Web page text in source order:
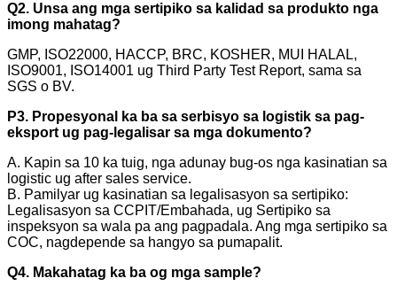
Q2. Unsa ang mga sertipiko sa kalidad sa produkto nga
imong mahatag?
GMP, ISO22000, HACCP, BRC, KOSHER, MUI HALAL,
ISO9001, ISO14001 ug Third Party Test Report, sama sa
SGS o BV.
P3. Propesyonal ka ba sa serbisyo sa logistik sa pag-
eksport ug pag-legalisar sa mga dokumento?
A. Kapin sa 10 ka tuig, nga adunay bug-os nga kasinatian sa
logistic ug after sales service.
B. Pamilyar ug kasinatian sa legalisasyon sa sertipiko:
Legalisasyon sa CCPIT/Embahada, ug Sertipiko sa
inspeksyon sa wala pa ang pagpadala. Ang mga sertipiko sa
COC, nagdepende sa hangyo sa pumapalit.
Q4. Makahatag ka ba og mga sample?